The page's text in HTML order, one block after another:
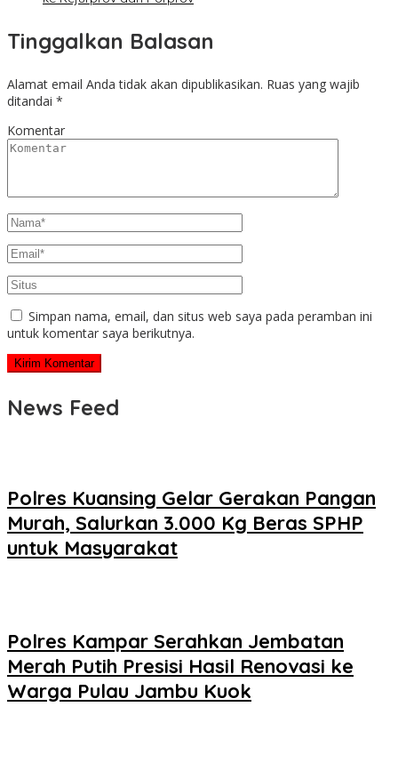
Tinggalkan Balasan
Alamat email Anda tidak akan dipublikasikan. Ruas yang wajib
ditandai *
Komentar
Simpan nama, email, dan situs web saya pada peramban ini
untuk komentar saya berikutnya.
News Feed
Polres Kuansing Gelar Gerakan Pangan
Murah, Salurkan 3.000 Kg Beras SPHP
untuk Masyarakat
Polres Kampar Serahkan Jembatan
Merah Putih Presisi Hasil Renovasi ke
Warga Pulau Jambu Kuok